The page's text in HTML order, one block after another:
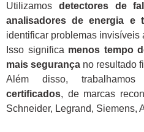
Utilizamos detectores de
analisadores de energia e
identificar problemas invisíveis
Isso significa menos tempo
mais segurança no resultado
Além disso,
certificados, de marcas
Schneider, Legrand, Siemens,